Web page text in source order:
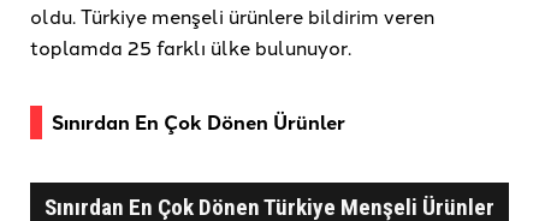
oldu. Türkiye menşeli ürünlere bildirim veren
toplamda 25 farklı ülke bulunuyor.
Sınırdan En Çok Dönen Ürünler